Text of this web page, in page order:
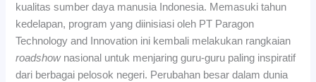
kualitas sumber daya manusia Indonesia. Memasuki tahun
kedelapan, program yang diinisiasi oleh PT Paragon
Technology and Innovation ini kembali melakukan rangkaian
roadshownasional untuk menjaring guru-guru paling inspiratif
dari berbagai pelosok negeri. Perubahan besar dalam dunia